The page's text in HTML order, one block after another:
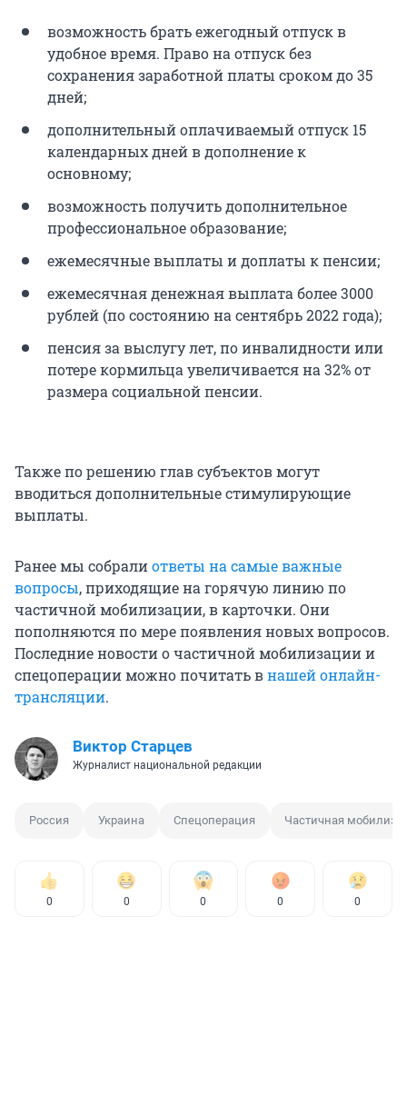
возможность брать ежегодный отпуск в
удобное время. Право на отпуск без
сохранения заработной платы сроком до 35
дней;
дополнительный оплачиваемый отпуск 15
календарных дней в дополнение к
основному;
возможность получить дополнительное
профессиональное образование;
ежемесячные выплаты и доплаты к пенсии;
ежемесячная денежная выплата более 3000
рублей (по состоянию на сентябрь 2022 года);
пенсия за выслугу лет, по инвалидности или
потере кормильца увеличивается на 32% от
размера социальной пенсии.
Также по решению глав субъектов могут
вводиться дополнительные стимулирующие
выплаты.
Ранее мы собралиответы на самые важные
вопросы, приходящие на горячую линию по
частичной мобилизации, в карточки. Они
пополняются по мере появления новых вопросов.
Последние новости о частичной мобилизации и
спецоперации можно почитать внашей онлайн-
трансляции.
Виктор Старцев
Журналист национальной редакции
Россия Украина Спецоперация Частичная
0 0 0 0 0